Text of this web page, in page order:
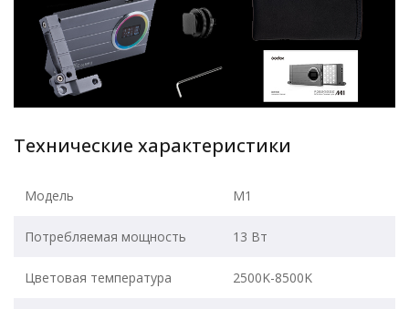
Технические характеристики
Модель М1
Потребляемая мощность 13 Вт
Цветовая температура 2500K-8500K